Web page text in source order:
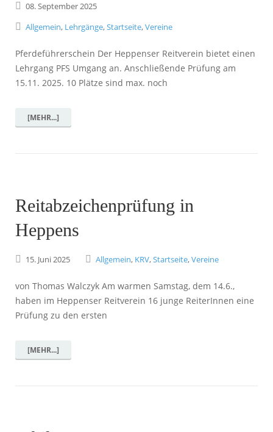
08.September2025
Allgemein, Lehrgänge,Startseite,Vereine
Pferdeführerschein Der Heppenser Reitverein bietet einen
Lehrgang PFS Umgang an. Anschließende Prüfung am
15.11. 2025. 10 Plätze sind max. noch
[MEHR...]
Reitabzeichenprüfung in
Heppens
15. Juni2025 Allgemein, KRV,Startseite,Vereine
von Thomas Walczyk Am warmen Samstag, dem 14.6.,
haben im Heppenser Reitverein 16 junge ReiterInnen eine
Prüfung zu den ersten
[MEHR...]